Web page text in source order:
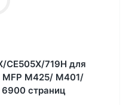
CE505X/719H для
MFP M425/ M401/
страниц